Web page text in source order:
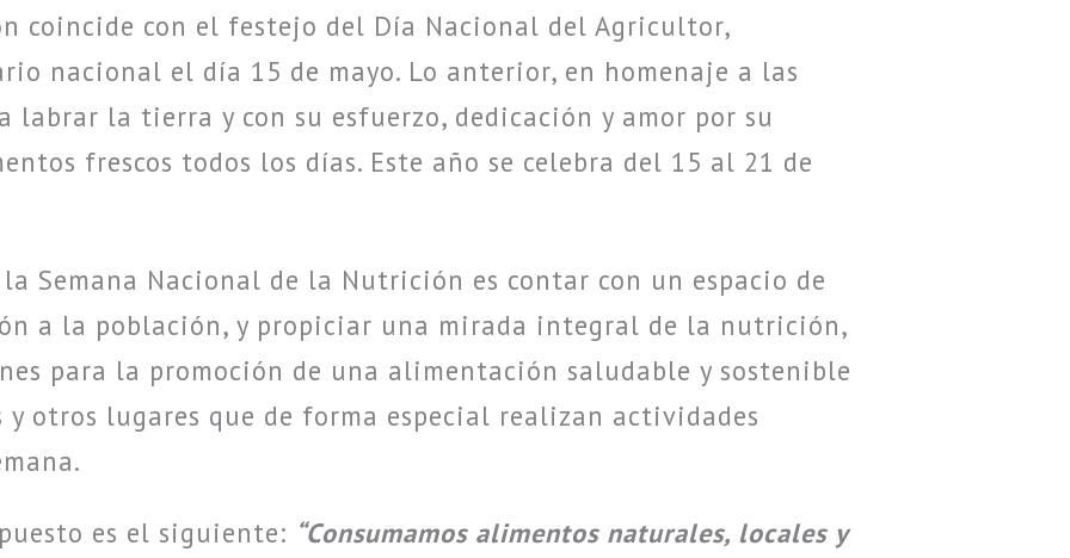
coincide con el festejo del Día Nacional del Agricultor,
nacional el día 15 de mayo. Lo anterior, en homenaje a las
labrar la tierra y con su esfuerzo, dedicación y amor por su
frescos todos los días. Este año se celebra del 15 al 21 de
Semana Nacional de la Nutrición es contar con un espacio de
a la población, y propiciar una mirada integral de la nutrición,
para la promoción de una alimentación saludable y sostenible
otros lugares que de forma especial realizan actividades
es el siguiente: “Consumamos alimentos naturales, locales y